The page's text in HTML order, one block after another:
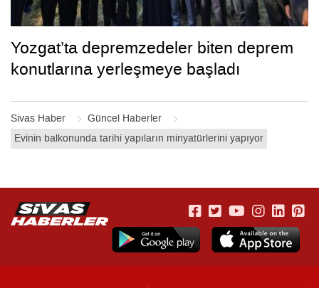
Sivas Haber
Güncel Haberler
Evinin balkonunda tarihi yapıların minyatürlerini yapıyor
Yozgat’ta depremzedeler biten deprem
konutlarına yerleşmeye başladı